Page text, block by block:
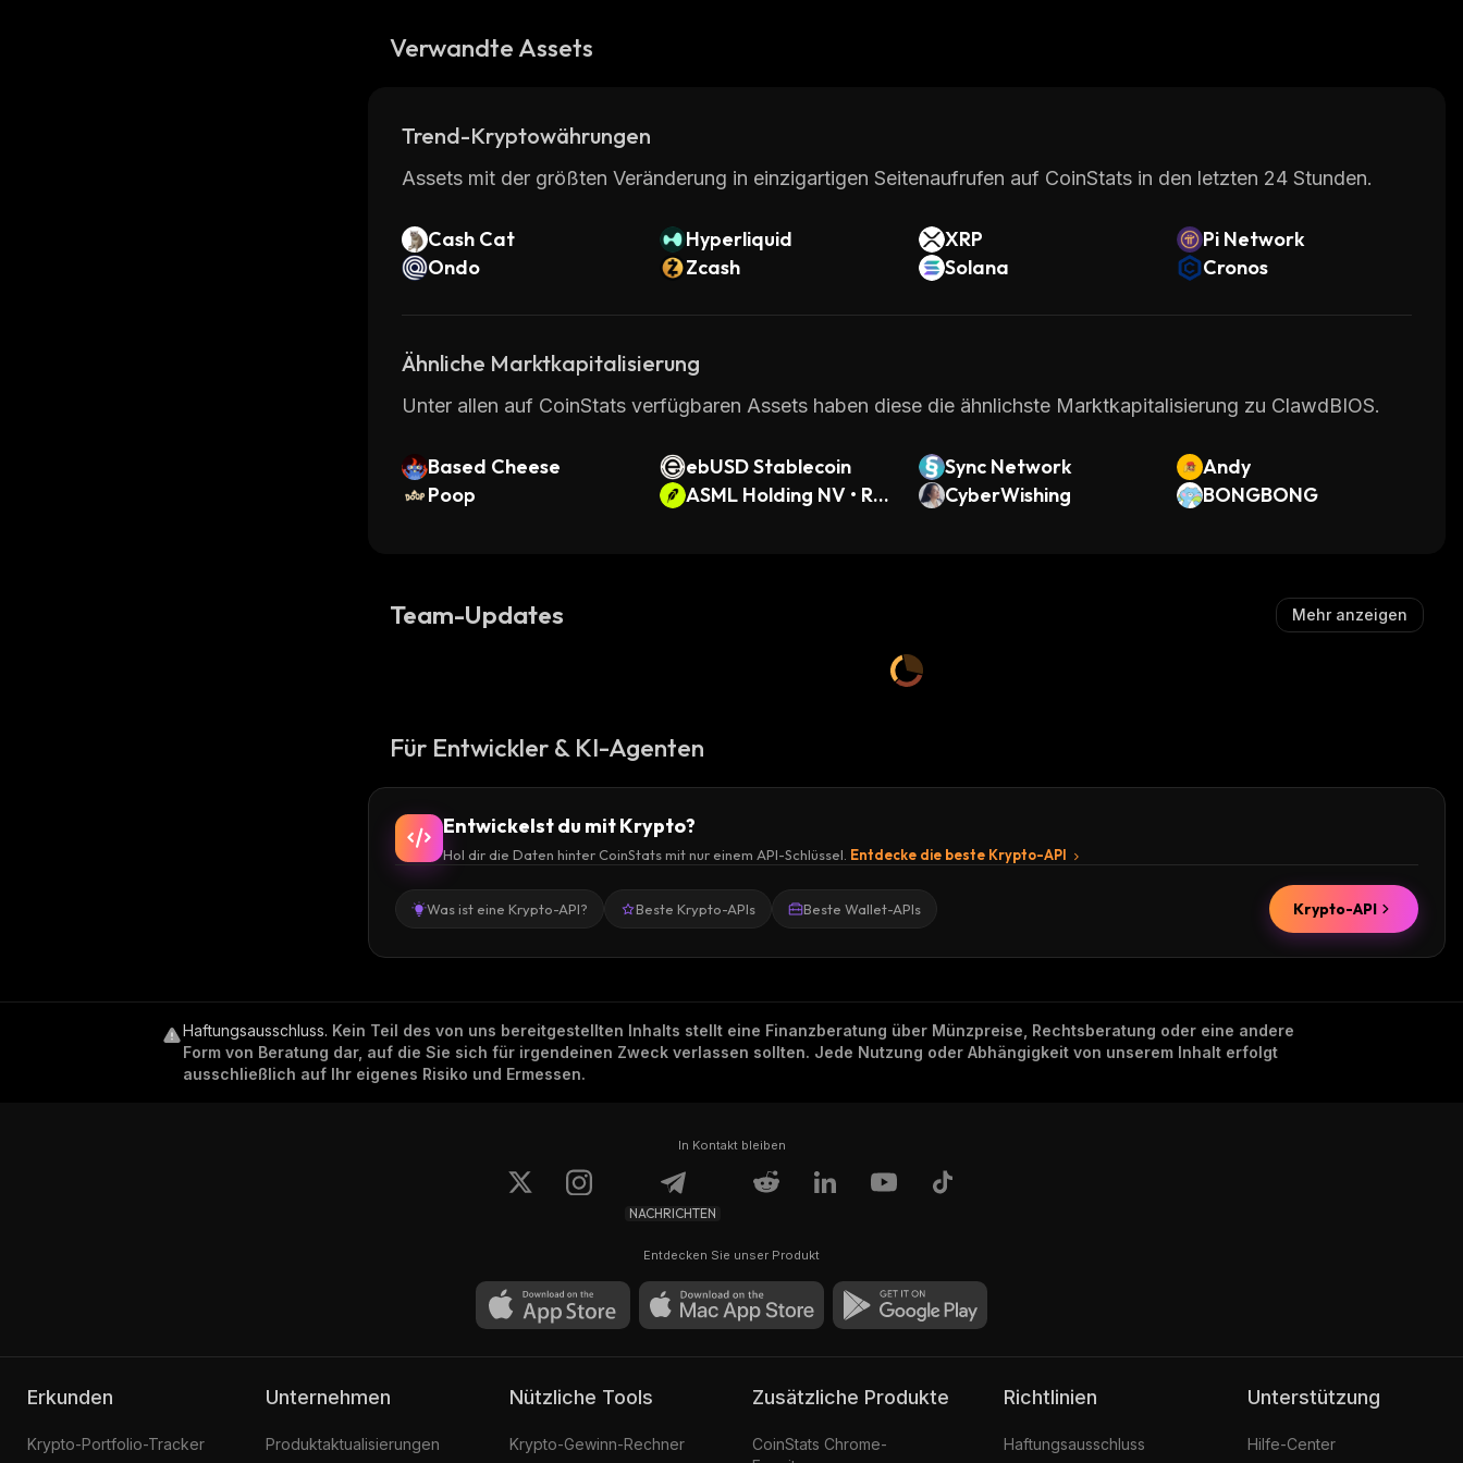
Verwandte Assets
Trend-Kryptowährungen
Assets mit der größten Veränderung in einzigartigen Seitenaufrufen auf CoinStats in den letzten 24 Stunden.
Cash Cat Hyperliquid XRP
Pi Network
Ondo
Zcash Solana Cronos
Ähnliche Marktkapitalisierung
Unter allen auf CoinStats verfügbaren Assets haben diese die ähnlichste Marktkapitalisierung zu ClawdBIOS.
Based Cheese ebUSD Stablecoin Sync Network
Andy
Poop
ASML Holding NV • Ro
CyberWishing BONGBONG
Team-Updates Mehr anzeigen
Für Entwickler & KI-Agenten
Entwickelst du mit Krypto?
Hol dir die Daten hinter CoinStats mit nur einem API-Schlüssel. Entdecke die beste Krypto-API
Was ist eine Krypto-API? Beste Krypto-APIs Beste Wallet-APIs Krypto-API
Haftungsausschluss. Kein Teil des von uns bereitgestellten Inhalts stellt eine Finanzberatung über Münzpreise, Rechtsberatung oder eine andere
Form von Beratung dar, auf die Sie sich für irgendeinen Zweck verlassen sollten. Jede Nutzung oder Abhängigkeit von unserem Inhalt erfolgt
ausschließlich auf Ihr eigenes Risiko und Ermessen.
In Kontakt bleiben
NACHRICHTEN
Entdecken Sie unser Produkt
Erkunden
Krypto-Portfolio-Tracker
Unternehmen
Produktaktualisierungen
Nützliche Tools
Krypto-Gewinn-Rechner
Zusätzliche Produkte
CoinStats Chrome-
Richtlinien
Haftungsausschluss
Unterstützung
Hilfe-Center